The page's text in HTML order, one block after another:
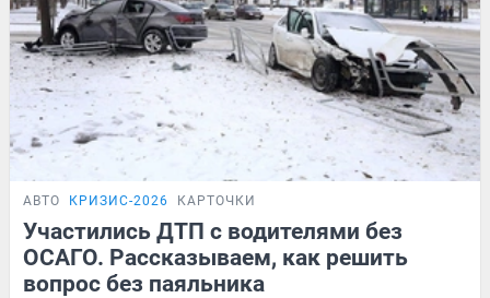
АВТО КРИЗИС-2026 КАРТОЧКИ
Участились ДТП с водителями без
ОСАГО. Рассказываем, как решить
вопрос без паяльника